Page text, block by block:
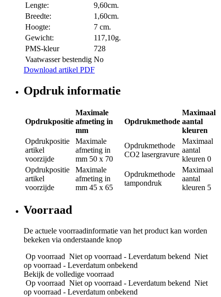
Lengte:
9,60cm.
Breedte:
1,60cm.
Hoogte:
7 cm.
Gewicht:
117,10g.
PMS-kleur
728
Vaatwasser bestendig No
Download artikel PDF
Opdruk informatie
Opdrukpositie
Maximale
afmeting in
mm
Opdrukmethode
Maximaal
aantal
kleuren
Opdrukpositie
artikel
voorzijde
Maximale
afmeting in
mm 50 x 70
Opdrukmethode
CO2 lasergravure
Maximaal
aantal
kleuren 0
Opdrukpositie
artikel
voorzijde
Maximale
afmeting in
mm 45 x 65
Opdrukmethode
tampondruk
Maximaal
aantal
kleuren 5
Voorraad
De actuele voorraadinformatie van het product kan worden
bekeken via onderstaande knop
Op voorraad Niet op voorraad - Leverdatum bekend Niet
op voorraad - Leverdatum onbekend
Bekijk de volledige voorraad
Op voorraad Niet op voorraad - Leverdatum bekend Niet
op voorraad - Leverdatum onbekend